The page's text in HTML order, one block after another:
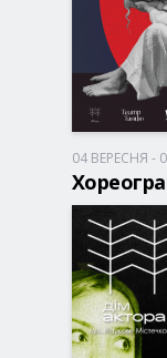
04 ВЕРЕСНЯ -